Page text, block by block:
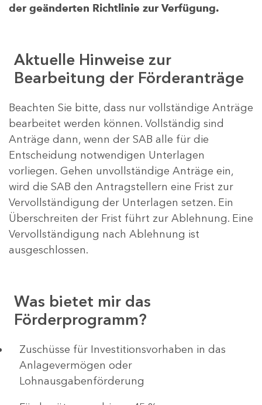
der geänderten Richtlinie zur Verfügung.
Aktuelle Hinweise zur
Bearbeitung der Förderanträge
Beachten Sie bitte, dass nur vollständige Anträge
bearbeitet werden können. Vollständig sind
Anträge dann, wenn der SAB alle für die
Entscheidung notwendigen Unterlagen
vorliegen. Gehen unvollständige Anträge ein,
wird die SAB den Antragstellern eine Frist zur
Vervollständigung der Unterlagen setzen. Ein
Überschreiten der Frist führt zur Ablehnung. Eine
Vervollständigung nach Ablehnung ist
ausgeschlossen.
Was bietet mir das
Förderprogramm?
​​​​​​Zuschüsse für Investitionsvorhaben in das
Anlagevermögen oder
Lohnausgabenförderung